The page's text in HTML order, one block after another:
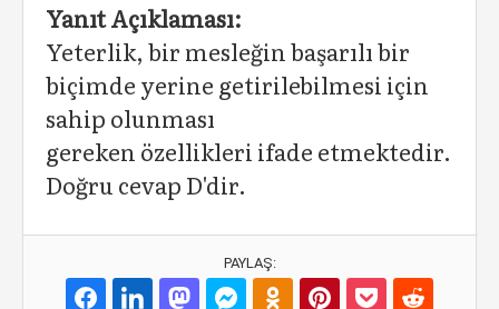
Yanıt Açıklaması:
Yeterlik, bir mesleğin başarılı bir
biçimde yerine getirilebilmesi için
sahip olunması
gereken özellikleri ifade etmektedir.
Doğru cevap D'dir.
PAYLAŞ: